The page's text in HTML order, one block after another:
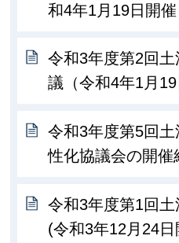
和4年1月19日開催
令和3年度第2回
議（令和4年1月19
令和3年度第5回
性化協議会の開催
令和3年度第1回
(令和3年12月24